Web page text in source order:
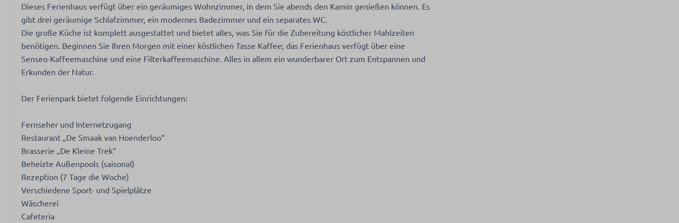
Dieses Ferienhaus verfügt über ein geräumiges Wohnzimmer, in dem Sie abends den Kamin genießen können. Es
gibt drei geräumige Schlafzimmer, ein modernes Badezimmer und ein separates WC.
Die große Küche ist komplett ausgestattet und bietet alles, was Sie für die Zubereitung köstlicher Mahlzeiten
benötigen. Beginnen Sie Ihren Morgen mit einer köstlichen Tasse Kaffee; das Ferienhaus verfügt über eine
Senseo-Kaffeemaschine und eine Filterkaffeemaschine. Alles in allem ein wunderbarer Ort zum Entspannen und
Erkunden der Natur.
Der Ferienpark bietet folgende Einrichtungen:
Fernseher und Internetzugang
Restaurant „De Smaak van Hoenderloo“
Brasserie „De Kleine Trek“
Beheizte Außenpools (saisonal)
Rezeption (7 Tage die Woche)
Verschiedene Sport- und Spielplätze
Wäscherei
Cafeteria